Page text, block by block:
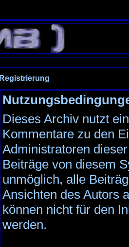
Registrierung
Dieses Archiv nutzt
Kommentare zu den
Administratoren
Beiträge von diesem
unmöglich, alle
Ansichten des Autors
können nicht für den
werden.